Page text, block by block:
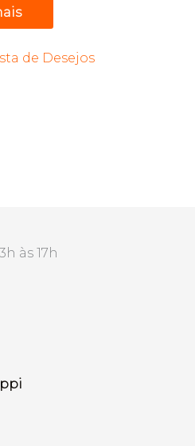
de Desejos
às 17h